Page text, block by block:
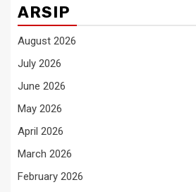
ARSIP
August 2026
July 2026
June 2026
May 2026
April 2026
March 2026
February 2026